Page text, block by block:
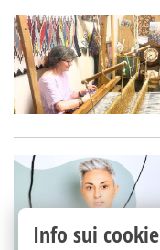
Info sui cookie